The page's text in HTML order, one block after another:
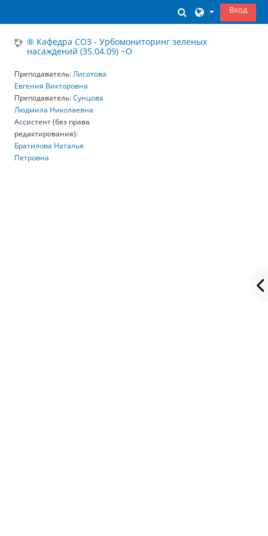
ИзменитьВход
® Кафедра СОЗ - Урбомониторинг зеленых
насаждений (35.04.09) ~О
Преподаватель:Лисотова
Евгения Викторовна
Преподаватель:Сунцова
Людмила Николаевна
Ассистент (без права
редактирования):
Братилова Наталья
Петровна